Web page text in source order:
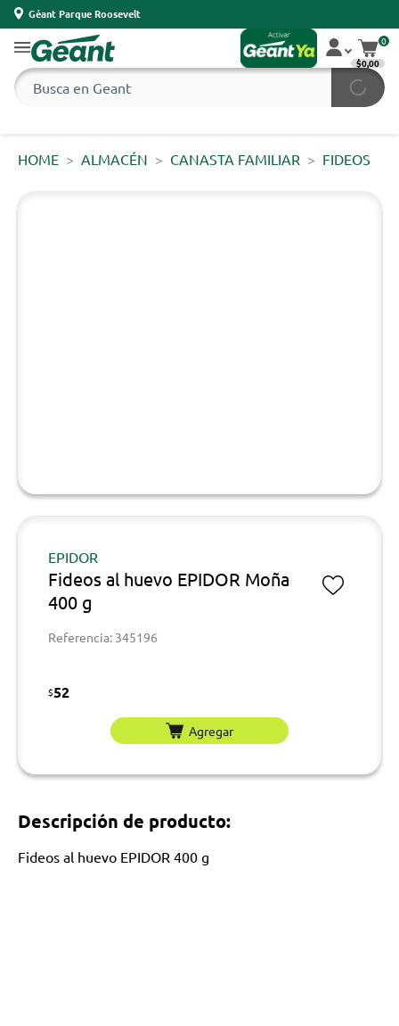
Géant Parque Roosevelt
0
$0,00
HOME ALMACÉN CANASTA FAMILIAR FIDEOS
EPIDOR
Fideos al huevo EPIDOR Moña
400 g
Referencia: 345196
$52
Agregar
Descripción de producto:
Fideos al huevo EPIDOR 400 g